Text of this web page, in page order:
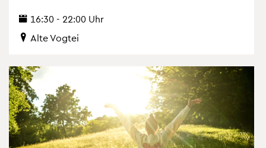
16:30 - 22:00 Uhr
Alte Vog­tei